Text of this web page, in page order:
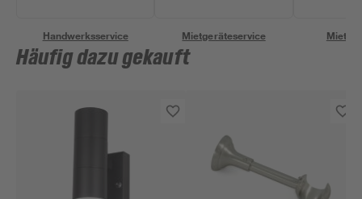
Handwerksservice Mietgeräteservice
Häufig dazu gekauft